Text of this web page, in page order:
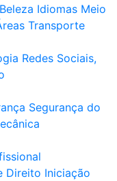
Idiomas Meio
Transporte
Redes Sociais,
Segurança do
Direito Iniciação